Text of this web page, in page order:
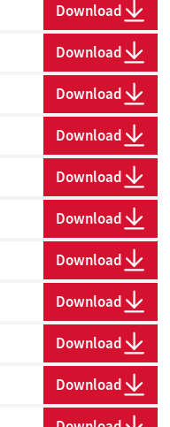
Download
Download
Download
Download
Download
Download
Download
Download
Download
Download